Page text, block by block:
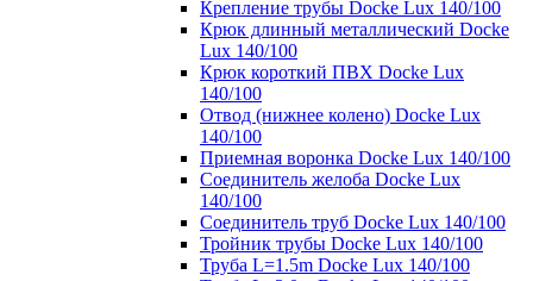
Крепление трубы Docke Lux 140/100
Крюк длинный металлический Docke
Lux 140/100
Крюк короткий ПВХ Docke Lux
140/100
Отвод (нижнее колено) Docke Lux
140/100
Приемная воронка Docke Lux 140/100
Соединитель желоба Docke Lux
140/100
Соединитель труб Docke Lux 140/100
Тройник трубы Docke Lux 140/100
Труба L=1.5m Docke Lux 140/100